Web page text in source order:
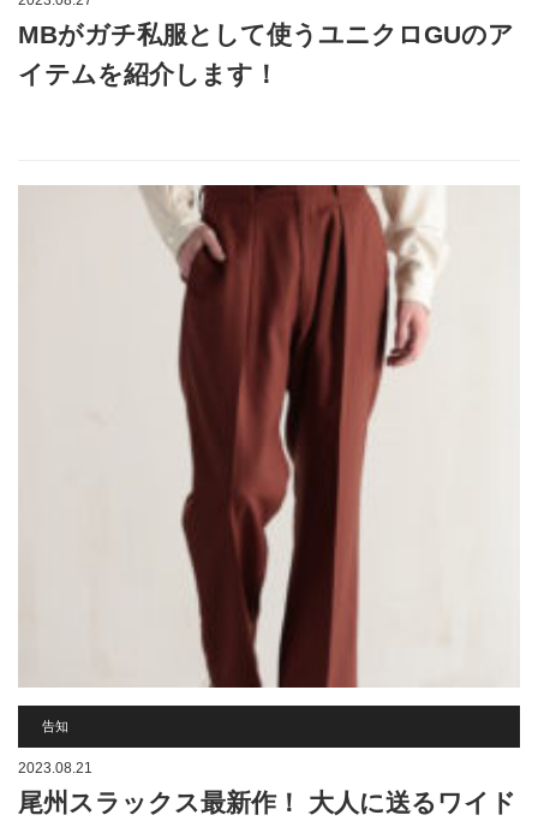
MBがガチ私服として使うユニクロGUのア
イテムを紹介します！
告知
2023.08.21
尾州スラックス最新作！ 大人に送るワイド